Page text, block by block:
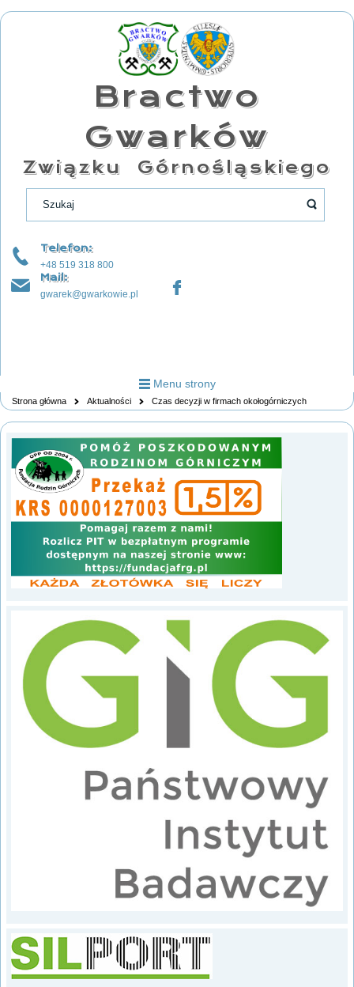
Bractwo
Gwarków
Związku Górnośląskiego
Telefon:
+48 519 318 800
Mail:
gwarek@gwarkowie.pl
Menu strony
Strona główna Aktualności Czas decyzji w firmach okołogórniczych